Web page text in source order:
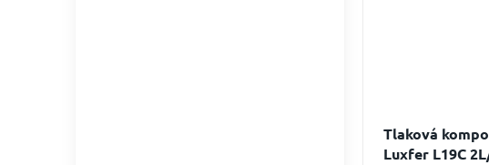
Tlaková
Luxfer L19C